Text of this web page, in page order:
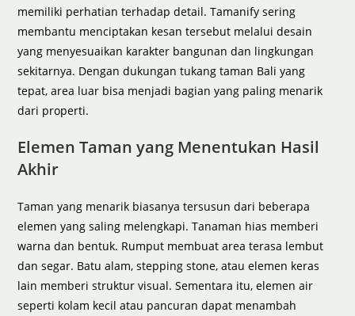
memiliki perhatian terhadap detail. Tamanify sering
membantu menciptakan kesan tersebut melalui desain
yang menyesuaikan karakter bangunan dan lingkungan
sekitarnya. Dengan dukungan tukang taman Bali yang
tepat, area luar bisa menjadi bagian yang paling menarik
dari properti.
Elemen Taman yang Menentukan Hasil
Akhir
Taman yang menarik biasanya tersusun dari beberapa
elemen yang saling melengkapi. Tanaman hias memberi
warna dan bentuk. Rumput membuat area terasa lembut
dan segar. Batu alam, stepping stone, atau elemen keras
lain memberi struktur visual. Sementara itu, elemen air
seperti kolam kecil atau pancuran dapat menambah